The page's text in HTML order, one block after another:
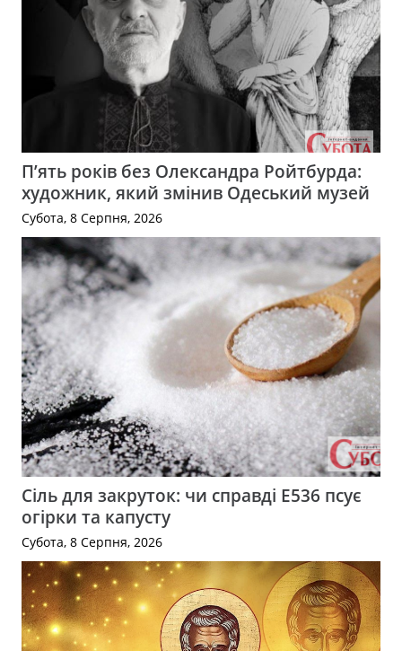
П’ять років без Олександра Ройтбурда:
художник, який змінив Одеський музей
Субота, 8 Серпня, 2026
Сіль для закруток: чи справді Е536 псує
огірки та капусту
Субота, 8 Серпня, 2026